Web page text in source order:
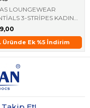
Gün Kargo !
LOUNGEWEAR
3-STRİPES KADIN
TAYT GL0723
Üründe Ek %5 İndirim
Aynı Gün Kargo !
2. Üründe Ek %5